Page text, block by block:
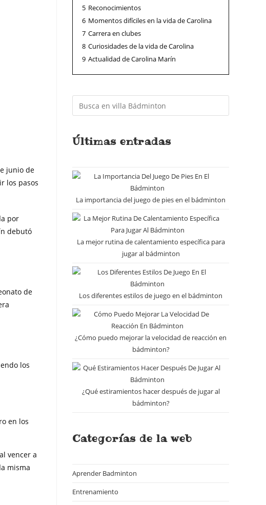
junio de
los pasos
por
debutó
de
los
en los
vencer a
misma
5 Reconocimientos
6 Momentos difíciles en la vida de Carolina
7 Carrera en clubes
8 Curiosidades de la vida de Carolina
9 Actualidad de Carolina Marín
Últimas entradas
La importancia del juego de pies en el bádminton
La mejor rutina de calentamiento específica para
jugar al bádminton
Los diferentes estilos de juego en el bádminton
¿Cómo puedo mejorar la velocidad de reacción en
bádminton?
¿Qué estiramientos hacer después de jugar al
bádminton?
Categorías de la web
Aprender Badminton
Entrenamiento